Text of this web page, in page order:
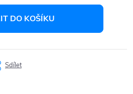
DO KOŠÍKU
Sdílet